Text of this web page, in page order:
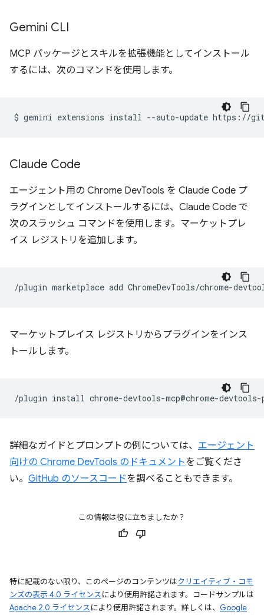
Gemini CLI
MCP パッケージとスキルを拡張機能としてインストール
するには、次のコマンドを使用します。
$ gemini extensions install --auto-update
Claude Code
エージェント用の Chrome DevTools を Claude Code プ
ラグインとしてインストールするには、Claude Code で
次のスラッシュ コマンドを使用します。マーケットプレ
イス レジストリを追加します。
/plugin marketplace add
マーケットプレイス レジストリからプラグインをインス
トールします。
/plugin install
詳細なガイドとプロンプトの例については、 エージェント
向けの Chrome DevTools のドキュメントをご覧くださ
い。 GitHub のソースコードを調べることもできます。
この情報は役に立ちましたか？
特に記載のない限り、このページのコンテンツはクリエイティブ・コモ
ンズの表示 4.0 ライセンスにより使用許諾されます。コードサンプルは
Apache 2.0 ライセンスにより使用許諾されます。詳しくは、 Google